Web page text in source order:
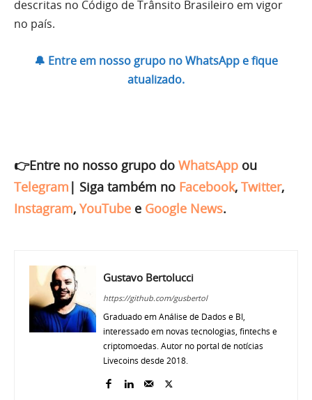
descritas no Código de Trânsito Brasileiro em vigor
no país.
🔔 Entre em nosso grupo no WhatsApp e fique
atualizado.
👉Entre no nosso grupo do WhatsApp ou
Telegram | Siga também no Facebook, Twitter,
Instagram, YouTube e Google News.
Gustavo Bertolucci
https://github.com/gusbertol
Graduado em Análise de Dados e BI,
interessado em novas tecnologias, fintechs e
criptomoedas. Autor no portal de notícias
Livecoins desde 2018.